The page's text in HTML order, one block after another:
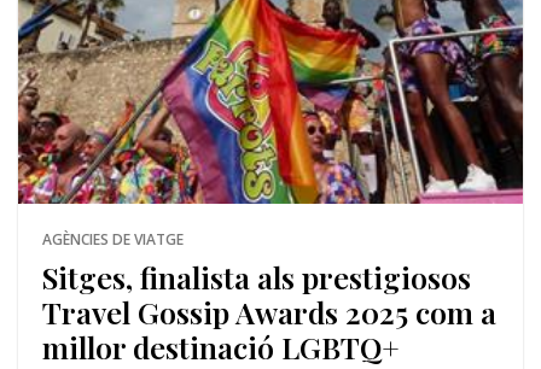
AGÈNCIES DE VIATGE
Sitges, finalista als prestigiosos
Travel Gossip Awards 2025 com a
millor destinació LGBTQ+